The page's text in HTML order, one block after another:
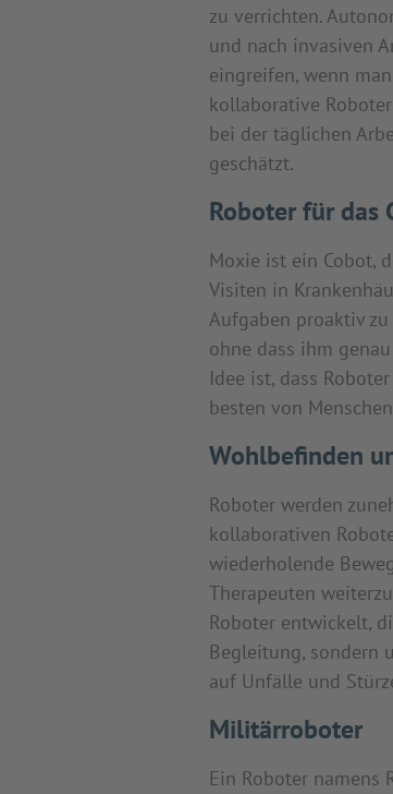
zu verrichten.
und nach invasiven
eingreifen, wenn
kollaborative
bei der täglichen
geschätzt.
Roboter für das
Moxie ist ein Cobot,
Visiten in
Aufgaben proaktiv
ohne dass ihm
Idee ist, dass
besten von
Wohlbefinden
Roboter werden
kollaborativen
wiederholende
Therapeuten
Roboter entwickelt,
Begleitung, sondern
auf Unfälle und
Militärroboter
Ein Roboter namens